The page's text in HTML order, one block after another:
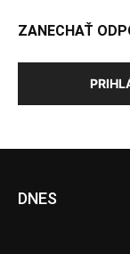
ZANECHAŤ
DNES